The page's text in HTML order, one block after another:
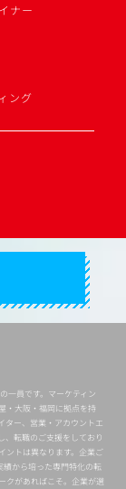
ナー
ング
一員です。マーケティン
・大阪・福岡に拠点を持
ター、営業・アカウントエ
、転職のご支援をしており
ントは異なります。企業ご
績から培った専門特化の転
クがあればこそ。企業が選